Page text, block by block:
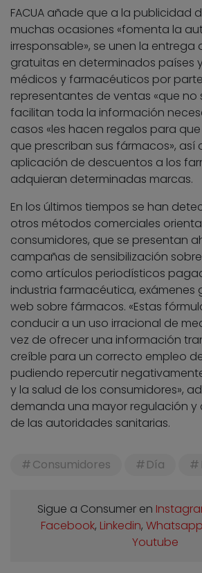
FACUA añade que a la publicidad
muchas ocasiones «fomenta la
irresponsable», se unen la entrega
gratuitas en determinados países
médicos y farmacéuticos por
representantes de ventas «que no
facilitan toda la información
casos «les hacen regalos para
que prescriban sus fármacos», así
aplicación de descuentos a los
adquieran determinadas marcas.
En los últimos tiempos se han
otros métodos comerciales
consumidores, que se presentan
campañas de sensibilización
como artículos periodísticos
industria farmacéutica, exámenes
web sobre fármacos. «Estas
conducir a un uso irracional de
vez de ofrecer una información
creíble para un correcto empleo
pudiendo repercutir
y la salud de los consumidores»,
demanda una mayor regulación
de las autoridades sanitarias.
Consumidores Día
Sigue a Consumer en
Facebook, Linkedin, Whatsapp
Youtube